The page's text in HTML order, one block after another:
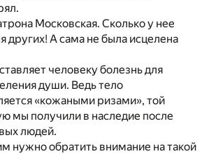
Московская. Сколько у нее
других! А сама не была исцелена
человеку болезнь для
души. Ведь тело
«кожаными ризами», той
мы получили в наследие после
людей.
нужно обратить внимание на такой